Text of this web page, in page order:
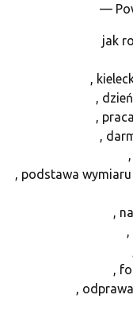
—
jak
,
,
,
,
, podstawa wymiaru
,
,
,